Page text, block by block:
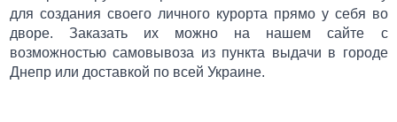
для создания своего личного курорта прямо у себя во
дворе. Заказать их можно на нашем сайте с
возможностью самовывоза из пункта выдачи в городе
Днепр или доставкой по всей Украине.